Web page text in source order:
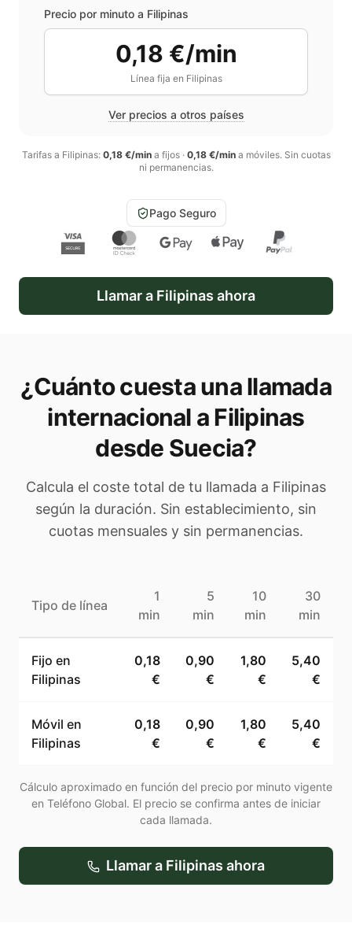
Precio por minuto a Filipinas
0,18 €/min
Línea fija en Filipinas
Ver precios a otros países
Tarifas a Filipinas: 0,18 €/mina fijos· 0,18 €/mina móviles. Sin cuotas
ni permanencias.
Pago Seguro
Llamar a Filipinas ahora
¿Cuánto cuesta una llamada
internacional aFilipinas
desde Suecia?
Calcula el coste total de tu llamada a Filipinas
según la duración. Sin establecimiento, sin
cuotas mensuales y sin permanencias.
Tipo de línea
1
min
5
min
10
min
30
min
Fijo en
Filipinas
0,18
€
0,90
€
1,80
€
5,40
€
Móvil en
Filipinas
0,18
€
0,90
€
1,80
€
5,40
€
Cálculo aproximado en función del precio por minuto vigente
en Teléfono Global. El precio se confirma antes de iniciar
cada llamada.
Llamar a Filipinas ahora